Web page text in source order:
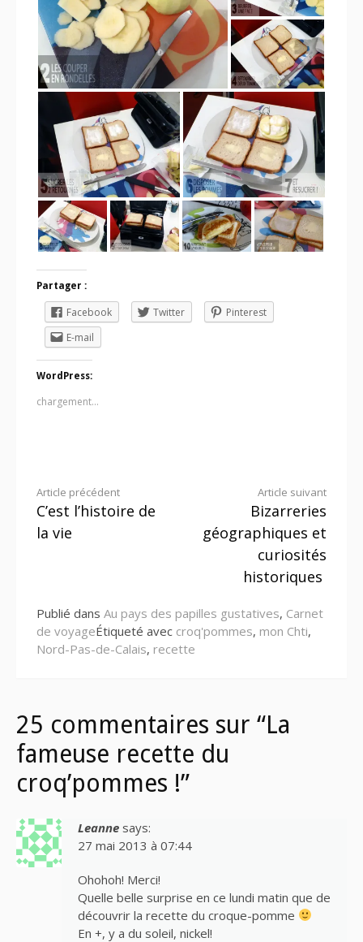
Partager :
Facebook Twitter
Pinterest
E-mail
WordPress:
chargement…
Lire
la
Article précédent
C’est l’histoire de
la vie
Article suivant
Bizarreries
géographiques et
curiosités
historiques
Publié dans Au pays des papilles gustatives, Carnet
de voyageÉtiqueté avec croq'pommes, mon Chti,
Nord-Pas-de-Calais, recette
25 commentaires sur “La
fameuse recette du
croq’pommes !”
Leanne says:
27 mai 2013 à 07:44
Ohohoh! Merci!
Quelle belle surprise en ce lundi matin que de
découvrir la recette du croque-pomme
En +, y a du soleil, nickel!